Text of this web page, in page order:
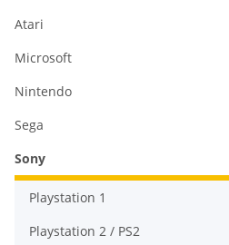
Atari
Microsoft
Nintendo
Sega
Sony
Playstation 1
Playstation 2 / PS2